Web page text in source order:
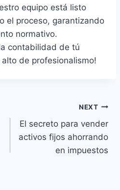
equipo está listo
el proceso, garantizando
normativo.
contabilidad de tú
de profesionalismo!
NEXT
El secreto para vender
activos fijos ahorrando
en impuestos